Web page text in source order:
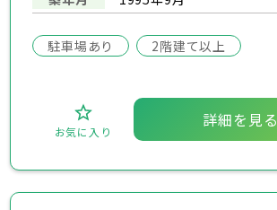
駐車場あり 2階建て以上
お気に入り
詳細を見る